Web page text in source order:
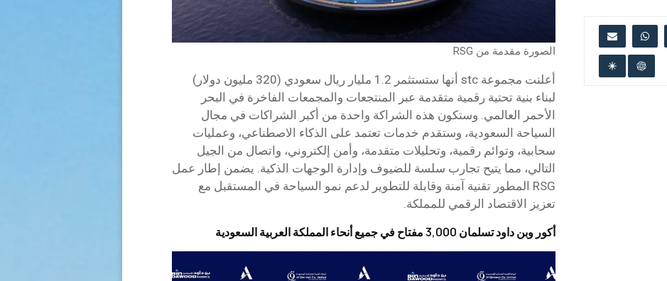
الصورة مقدمة من RSG
أعلنت مجموعة stc أنها ستستثمر 1.2 مليار ريال سعودي (320 مليون دولار)
لبناء بنية تحتية رقمية متقدمة عبر المنتجعات والمجمعات الفاخرة في البحر
الأحمر العالمي. وستكون هذه الشراكة واحدة من أكبر الشراكات في مجال
السياحة السعودية، وستقدم خدمات تعتمد على الذكاء الاصطناعي، وعمليات
سحابية، وتوائم رقمية، وتحليلات متقدمة، وأمن إلكتروني، واتصال من الجيل
التالي، مما يتيح تجارب سلسة للضيوف وإدارة الوجهات الذكية. يضمن إطار عمل
RSG المطور تقنية آمنة وقابلة للتطوير لدعم نمو السياحة في المستقبل مع
تعزيز الاقتصاد الرقمي للمملكة.
أكور وبن داود تسلمان 3,000 مفتاح في جميع أنحاء المملكة العربية السعودية